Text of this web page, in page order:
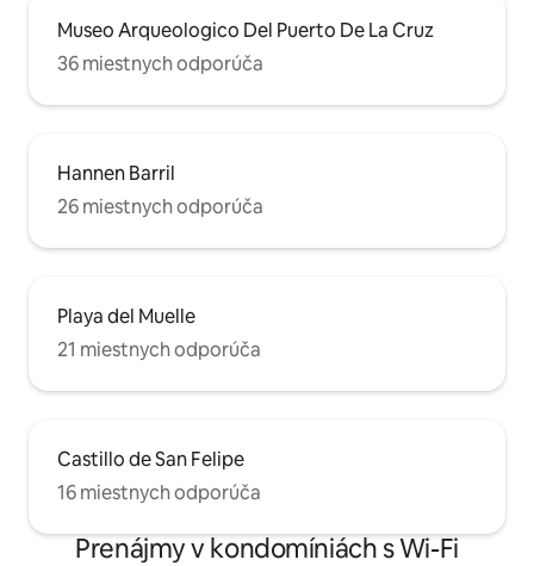
Museo Arqueologico Del Puerto De La Cruz
36 miestnych odporúča
Hannen Barril
26 miestnych odporúča
Playa del Muelle
21 miestnych odporúča
Castillo de San Felipe
16 miestnych odporúča
Prenájmy v kondomíniách s Wi-Fi